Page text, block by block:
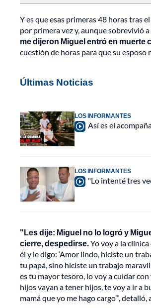
Y es que esas primeras 48 horas tras
por primera vez y, aunque sobrevivió
me dijeron Miguel entró en muerte
cuestión de horas para que su esposo
Últimas Noticias
LOS INFORMANTES
Así es el
LOS INFORMANTES
"Lo intenté tres
"Les dije: Miguel no lo logró y
cierre, despedirse. Yo voy a la
él y le digo: ‘Amor lindo, hiciste un
tu papá, sino hiciste un trabajo
es tu mayor tesoro, lo voy a cuidar
hijos vayan a tener hijos, te voy a ir a
mamá que yo me hago cargo’”,